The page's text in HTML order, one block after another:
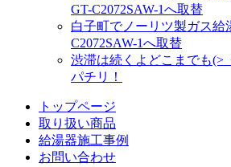
GT-C2072SAW-1へ取替
白子町でノーリツ製ガス給
C2072SAW-1へ取替
渋滞は続くよどこまでも
パチリ！
トップページ
取り扱い商品
給湯器施工事例
お問い合わせ